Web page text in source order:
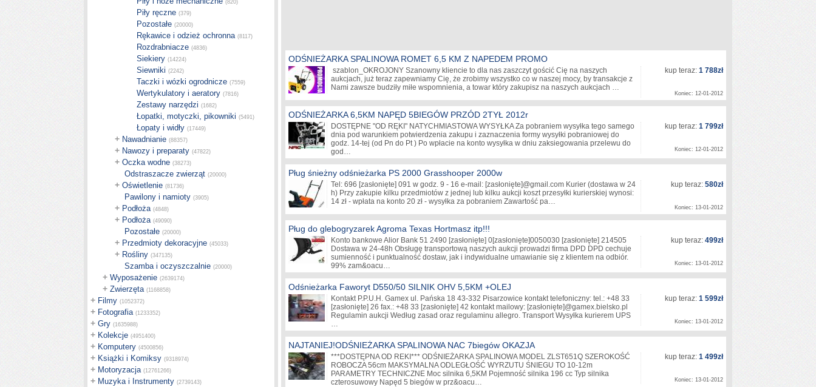
(820)
Piły ręczne (379)
Pozostałe (20000)
Rękawice i odzież ochronna (8117)
Rozdrabniacze (4836)
Siekiery (14224)
Siewniki (2242)
Taczki i wózki ogrodnicze (7559)
Wertykulatory i aeratory (7816)
Zestawy narzędzi (1682)
Łopatki, motyczki, pikowniki (5491)
Łopaty i widły (17449)
+ Nawadnianie (88357)
+ Nawozy i preparaty (47822)
+ Oczka wodne (38273)
Odstraszacze zwierząt (20000)
+ Oświetlenie (81736)
Pawilony i namioty (3905)
+ Podłoża (4848)
+ Podłoża (49090)
Pozostałe (20000)
+ Przedmioty dekoracyjne (45033)
+ Rośliny (347135)
Szamba i oczyszczalnie (20000)
+ Wyposażenie (2639174)
+ Zwierzęta (1168858)
+ Filmy (1052372)
+ Fotografia (1233352)
+ Gry (1635988)
+ Kolekcje (4951400)
+ Komputery (4500856)
+ Książki i Komiksy (9318974)
+ Motoryzacja (12761266)
+ Muzyka i Instrumenty (2739143)
ODŚNIEŻARKA SPALINOWA ROMET 6,5 KM Z NAPEDEM PROMO
szablon_OKROJONY Szanowny kliencie to dla nas zaszczyt gościć Cię na naszych
aukcjach, już teraz zapewniamy Cię, że zrobimy wszystko co w naszej mocy, by transakcje z
Nami zawsze budziły miłe wspomnienia, a towar który zakupisz na naszych aukcjach …
kup teraz: 1 788zł
Koniec: 12-01-2012
ODŚNIEŻARKA 6,5KM NAPĘD 5BIEGÓW PRZÓD 2TYŁ 2012r
DOSTĘPNE "OD RĘKI" NATYCHMIASTOWA WYSYŁKA Za pobraniem wysyłka tego samego
dnia pod warunkiem potwierdzenia zakupu i zaznaczenia formy wysyłki pobraniowej do
godz. 14-tej (od Pn do Pt ) Po wpłacie na konto wysyłka w dniu zaksiegowania przelewu do
god…
kup teraz: 1 799zł
Koniec: 12-01-2012
Pług śnieżny odśnieżarka PS 2000 Grasshooper 2000w
Tel: 696 [zasłonięte] 091 w godz. 9 - 16 e-mail: [zasłonięte]@gmail.com Kurier (dostawa w 24
h) Przy zakupie kilku przedmiotów z jednej lub kilku aukcji koszt przesyłki kurierskiej wynosi:
14 zł - wpłata na konto 20 zł - wysyłka za pobraniem Zawartość pa…
kup teraz: 580zł
Koniec: 13-01-2012
Pług do glebogryzarek Agroma Texas Hortmasz itp!!!
Konto bankowe Alior Bank 51 2490 [zasłonięte] 0[zasłonięte]0050030 [zasłonięte] 214505
Dostawa w 24-48h Obsługę transportową naszych aukcji prowadzi firma DPD DPD cechuje
sumienność i punktualność dostaw, jak i indywidualne umawianie się z klientem na odbiór.
99% zam&oacu…
kup teraz: 499zł
Koniec: 13-01-2012
Odśnieżarka Faworyt D550/50 SILNIK OHV 5,5KM +OLEJ
Kontakt P.P.U.H. Gamex ul. Pańska 18 43-332 Pisarzowice kontakt telefoniczny: tel.: +48 33
[zasłonięte] 26 fax.: +48 33 [zasłonięte] 42 kontakt mailowy: [zasłonięte]@gamex.bielsko.pl
Regulamin aukcji Według zasad oraz regulaminu allegro. Transport Wysyłka kurierem UPS
…
kup teraz: 1 599zł
Koniec: 13-01-2012
NAJTANIEJ!ODŚNIEŻARKA SPALINOWA NAC 7biegów OKAZJA
***DOSTĘPNA OD REKI*** ODŚNIEŻARKA SPALINOWA MODEL ZLST651Q SZEROKOŚĆ
ROBOCZA 56cm MAKSYMALNA ODLEGŁOŚĆ WYRZUTU ŚNIEGU TO 10-12m
PARAMETRY TECHNICZNE Moc silnika 6,5KM Pojemność silnika 196 cc Typ silnika
czterosuwowy Napęd 5 biegów w prz&oacu…
kup teraz: 1 499zł
Koniec: 13-01-2012